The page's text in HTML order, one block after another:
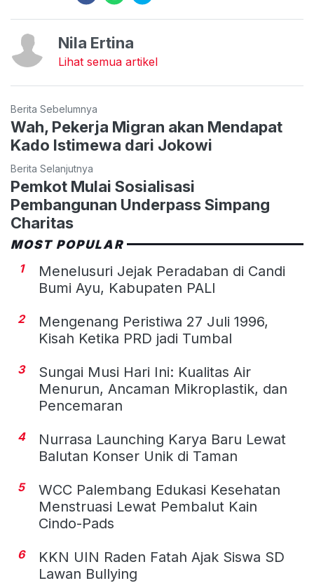
Nila Ertina
Lihat semua artikel
Berita Sebelumnya
Wah, Pekerja Migran akan Mendapat
Kado Istimewa dari Jokowi
Berita Selanjutnya
Pemkot Mulai Sosialisasi
Pembangunan Underpass Simpang
Charitas
MOST POPULAR
1
Menelusuri Jejak Peradaban di Candi
Bumi Ayu, Kabupaten PALI
2
Mengenang Peristiwa 27 Juli 1996,
Kisah Ketika PRD jadi Tumbal
3
Sungai Musi Hari Ini: Kualitas Air
Menurun, Ancaman Mikroplastik, dan
Pencemaran
4
Nurrasa Launching Karya Baru Lewat
Balutan Konser Unik di Taman
5
WCC Palembang Edukasi Kesehatan
Menstruasi Lewat Pembalut Kain
Cindo-Pads
6
KKN UIN Raden Fatah Ajak Siswa SD
Lawan Bullying